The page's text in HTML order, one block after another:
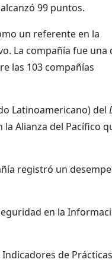
99 puntos.
un referente en la
La compañía fue una
las 103 compañías
Latinoamericano) del
Alianza del Pacífico
registró un
en la
de Prácticas